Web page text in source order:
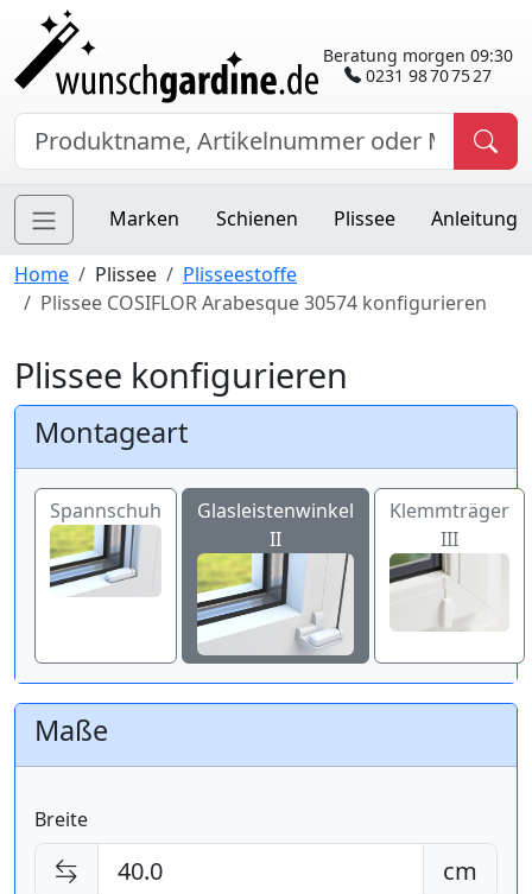
Beratung morgen 09:30
0231 98 70 75 27
Marken Schienen Plissee Anleitung
Home Plissee
Plisseestoffe
Plissee COSIFLOR Arabesque 30574 konfigurieren
Plissee konfigurieren
Montageart
Spannschuh
Glasleistenwinkel
II
Klemmträger
III
Maße
Breite
cm